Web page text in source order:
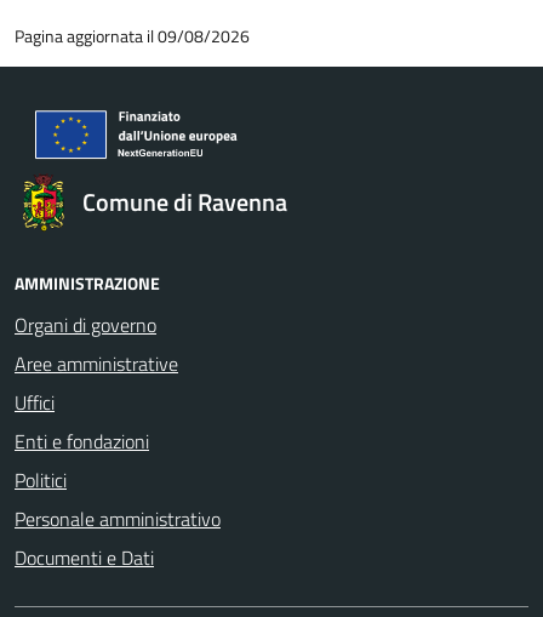
Pagina aggiornata il 09/08/2026
Comune di Ravenna
AMMINISTRAZIONE
Organi di governo
Aree amministrative
Uffici
Enti e fondazioni
Politici
Personale amministrativo
Documenti e Dati